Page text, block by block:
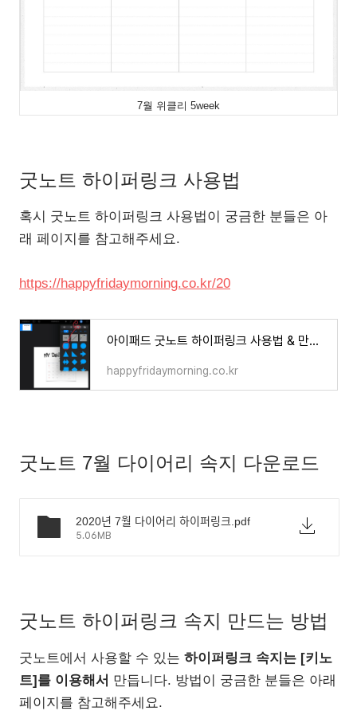
7월 위클리 5week
굿노트 하이퍼링크 사용법
혹시 굿노트 하이퍼링크 사용법이 궁금한 분들은 아
래 페이지를 참고해주세요.
https://happyfridaymorning.co.kr/20
아이패드 굿노트 하이퍼링크 사용법 & 만드는 법 (굿노트5)
happyfridaymorning.co.kr
굿노트 7월 다이어리 속지 다운로드
2020년 7월 다이어리 하이퍼링크.pdf
5.06MB
굿노트 하이퍼링크 속지 만드는 방법
굿노트에서 사용할 수 있는 하이퍼링크 속지는 [키노
트]를 이용해서 만듭니다. 방법이 궁금한 분들은 아래
페이지를 참고해주세요.